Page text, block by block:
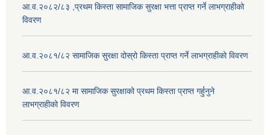
आ.व.२०८२/८३ ,प्रथम किस्ता सामाजिक सुरक्षा भत्ता प्राप्त गर्ने लाभग्राहीको
विवरण
आ.व.२०८१/८२ सामाजिक सुरक्षा दोस्रो किस्ता प्राप्त गर्ने लाभग्राहीको विवरण
आ.व.२०८१/८२ मा सामाजिक सुरक्षाको प्रथम किस्ता प्राप्त गर्हुनुने
लाभग्राहीको विवरण